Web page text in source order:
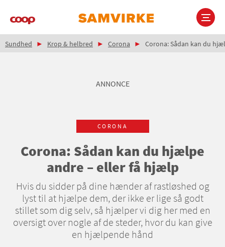
Main
Brødkrumme
Sundhed Krop & helbred Corona Corona: Sådan kan du
ANNONCE
CORONA
Corona: Sådan kan du hjælpe
andre – eller få hjælp
Hvis du sidder på dine hænder af rastløshed og
lyst til at hjælpe dem, der ikke er lige så godt
stillet som dig selv, så hjælper vi dig her med en
oversigt over nogle af de steder, hvor du kan give
en hjælpende hånd